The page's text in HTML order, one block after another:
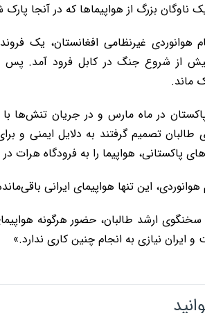
ناوگان بزرگ از هواپیماها که در آنجا
هوانوردی غیرنظامی افغانستان، یک
از شروع جنگ در کابل فرود آمد. پس
ماند.
در ماه مارس و در جریان تنش‌ها
طالبان تصمیم گرفتند به دلایل ایمنی و
هواپیما را به فرودگاه هرات در
این تنها هواپیمای ایرانی
سخنگوی ارشد طالبان، حضور هرگونه
نیازی به انجام چنین کاری ندارد.»